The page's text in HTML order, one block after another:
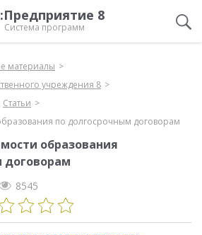
8
Система программ
материалы
учреждения 8
Статьи
по долгосрочным договорам
образования
договорам
8545